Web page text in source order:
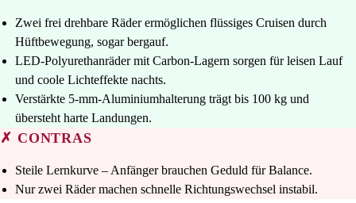
Zwei frei drehbare Räder ermöglichen flüssiges Cruisen durch
Hüftbewegung, sogar bergauf.
LED-Polyurethanräder mit Carbon-Lagern sorgen für leisen Lauf
und coole Lichteffekte nachts.
Verstärkte 5-mm-Aluminiumhalterung trägt bis 100 kg und
übersteht harte Landungen.
✗ CONTRAS
Steile Lernkurve – Anfänger brauchen Geduld für Balance.
Nur zwei Räder machen schnelle Richtungswechsel instabil.